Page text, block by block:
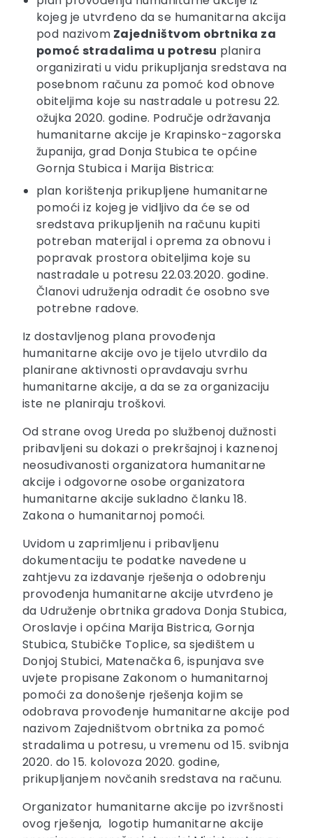
kojeg je utvrđeno da se humanitarna akcija
pod nazivom Zajedništvom obrtnika za
pomoć stradalima u potresu planira
organizirati u vidu prikupljanja sredstava na
posebnom računu za pomoć kod obnove
obiteljima koje su nastradale u potresu 22.
ožujka 2020. godine. Područje održavanja
humanitarne akcije je Krapinsko-zagorska
županija, grad Donja Stubica te općine
Gornja Stubica i Marija Bistrica:
plan korištenja prikupljene humanitarne
pomoći iz kojeg je vidljivo da će se od
sredstava prikupljenih na računu kupiti
potreban materijal i oprema za obnovu i
popravak prostora obiteljima koje su
nastradale u potresu 22.03.2020. godine.
Članovi udruženja odradit će osobno sve
potrebne radove.
Iz dostavljenog plana provođenja
humanitarne akcije ovo je tijelo utvrdilo da
planirane aktivnosti opravdavaju svrhu
humanitarne akcije, a da se za organizaciju
iste ne planiraju troškovi.
Od strane ovog Ureda po službenoj dužnosti
pribavljeni su dokazi o prekršajnoj i kaznenoj
neosuđivanosti organizatora humanitarne
akcije i odgovorne osobe organizatora
humanitarne akcije sukladno članku 18.
Zakona o humanitarnoj pomoći.
Uvidom u zaprimljenu i pribavljenu
dokumentaciju te podatke navedene u
zahtjevu za izdavanje rješenja o odobrenju
provođenja humanitarne akcije utvrđeno je
da Udruženje obrtnika gradova Donja Stubica,
Oroslavje i općina Marija Bistrica, Gornja
Stubica, Stubičke Toplice, sa sjedištem u
Donjoj Stubici, Matenačka 6, ispunjava sve
uvjete propisane Zakonom o humanitarnoj
pomoći za donošenje rješenja kojim se
odobrava provođenje humanitarne akcije pod
nazivom Zajedništvom obrtnika za pomoć
stradalima u potresu, u vremenu od 15. svibnja
2020. do 15. kolovoza 2020. godine,
prikupljanjem novčanih sredstava na računu.
Organizator humanitarne akcije po izvršnosti
ovog rješenja, logotip humanitarne akcije